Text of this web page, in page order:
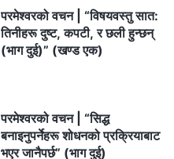
परमेश्‍वरको वचन | “विषयवस्तु सात:
तिनीहरू दुष्ट, कपटी, र छली हुन्छन्
(भाग दुई)” (खण्ड एक)
परमेश्‍वरको वचन | “सिद्ध
बनाइनुपर्नेहरू शोधनको प्रक्रियाबाट
भएर जानैपर्छ” (भाग दुई)